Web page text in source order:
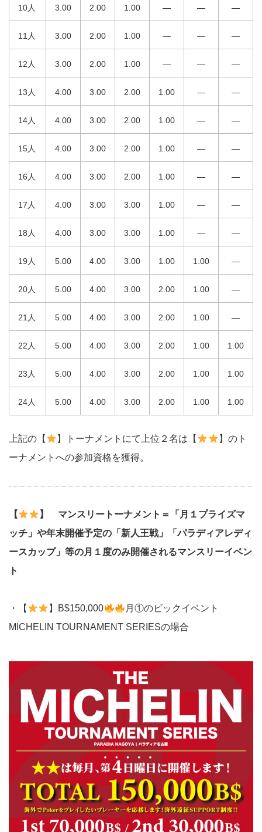
10人 3.00 2.00 1.00 — — —
11人 3.00 2.00 1.00 — — —
12人 3.00 2.00 1.00 — — —
13人 4.00 3.00 2.00 1.00 — —
14人 4.00 3.00 2.00 1.00 — —
15人 4.00 3.00 2.00 1.00 — —
16人 4.00 3.00 2.00 1.00 — —
17人 4.00 3.00 3.00 1.00 — —
18人 4.00 3.00 3.00 1.00 — —
19人 5.00 4.00 3.00 1.00 1.00 —
20人 5.00 4.00 3.00 2.00 1.00 —
21人 5.00 4.00 3.00 2.00 1.00 —
22人 5.00 4.00 3.00 2.00 1.00 1.00
23人 5.00 4.00 3.00 2.00 1.00 1.00
24人 5.00 4.00 3.00 2.00 1.00 1.00
上記の 【 】トーナメントにて上位２名は 【
】のト
ーナメントへの参加資格を獲得。
【
】 マンスリートーナメント＝「月１プライズマ
ッチ」や年末開催予定の「新人王戦」「パラディアレディ
ースカップ」等の月１度のみ開催されるマンスリーイベン
ト
・【 】B$150,000
月①のビックイベント
MICHELIN TOURNAMENT SERIESの場合